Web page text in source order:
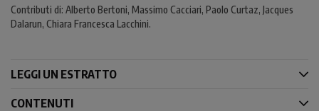
Contributi di: Alberto Bertoni, Massimo Cacciari, Paolo Curtaz, Jacques
Dalarun, Chiara Francesca Lacchini.
LEGGI UN ESTRATTO
CONTENUTI